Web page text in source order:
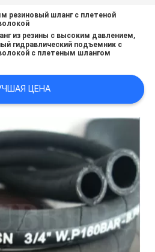
резиновый шланг с плетеной
из резины с высоким давлением,
гидравлический подъемник с
с плетеным шлангом
ЦЕНА